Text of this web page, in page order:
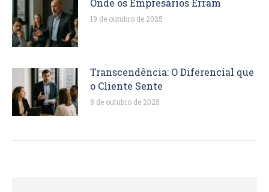
Onde os Empresários Erram
19 de outubro de 2025
Transcendência: O Diferencial que
o Cliente Sente
8 de outubro de 2025